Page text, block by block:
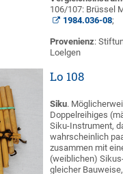
106/107: Brüssel
1984.036-08;
Provenienz:
Loelgen
Lo 108
Siku.
Doppelreihiges
Siku-Instrument,
wahrscheinlich
zusammen mit
(weiblichen)
gleicher